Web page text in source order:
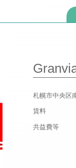
札幌市中央区
賃料
共益費等